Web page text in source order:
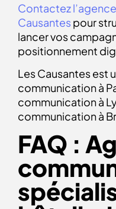
Contactez
Causantes pour
lancer vos
positionnement
Les Causantes est
communication à
communication à
communication à
FAQ :